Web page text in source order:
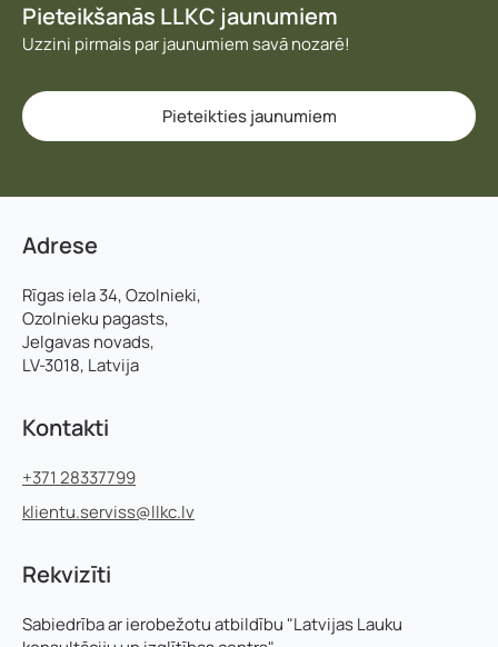
Pieteikšanās LLKC jaunumiem
Uzzini pirmais par jaunumiem savā nozarē!
Pieteikties jaunumiem
Adrese
Rīgas iela 34, Ozolnieki,
Ozolnieku pagasts,
Jelgavas novads,
LV-3018, Latvija
Kontakti
+371 28337799
klientu.serviss@llkc.lv
Rekvizīti
Sabiedrība ar ierobežotu atbildību "Latvijas Lauku
Uzvārds*
Telefons*
E-pasts*
Pievieno savu CV un motivācijas vēstuli
Jūs varat augšupielādēt līdz 2 failiem.
Nosūtīt pieteikumu
Vārds, uzvārds
E-pasta adrese:
Kontakttālrunis
Pamatnozare
z
ē
m